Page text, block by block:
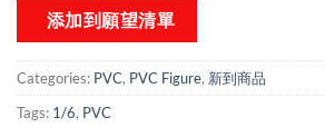
添加到願望清單
Categories: PVC, PVC Figure, 新到商品​
Tags: 1/6, PVC